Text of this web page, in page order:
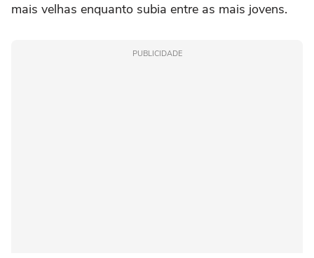
mais velhas enquanto subia entre as mais jovens.
PUBLICIDADE